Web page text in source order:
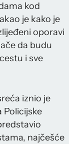
kod
je kako je
oporavi
da budu
i sve
iznio je
Policijske
najčešće